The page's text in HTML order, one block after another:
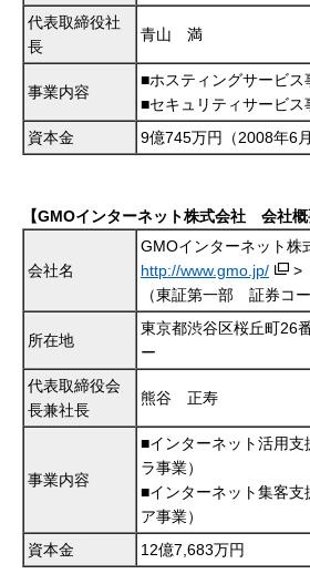
代表取締役社
長
青山 満
事業内容
■ホスティングサービス
■セキュリティサービス
資本金
9億745万円（2008年6
【GMOインターネット株式会社 会社概
会社名
GMOインターネット
http://www.gmo.jp/
>
（東証第一部 証券コー
所在地
東京都渋谷区桜丘町26
ー
代表取締役会
長兼社長
熊谷 正寿
事業内容
■インターネット活用
ラ事業）
■インターネット集客支
ア事業）
資本金
12億7,683万円